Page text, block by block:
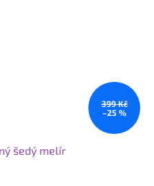
399 Kč
–25 %
šedý melír